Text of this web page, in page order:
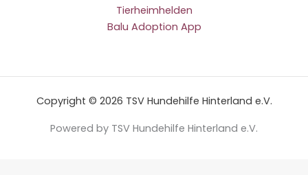
Tierheimhelden
Balu Adoption App
Copyright © 2026 TSV Hundehilfe Hinterland e.V.
Powered by TSV Hundehilfe Hinterland e.V.